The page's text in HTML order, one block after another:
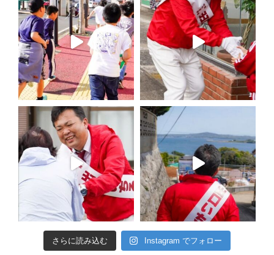
さらに読み込む Instagram でフォロー